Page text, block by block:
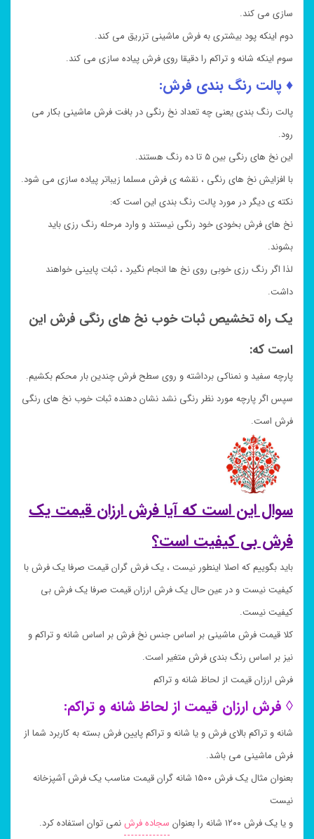
سازی می کند.
دوم اینکه پود بیشتری به فرش ماشینی تزریق می کند.
سوم اینکه شانه و تراکم را دقیقا روی فرش پیاده سازی می کند.
♦ پالت رنگ بندی فرش:
پالت رنگ بندی یعنی چه تعداد نخ رنگی در بافت فرش ماشینی بکار می
رود.
این نخ های رنگی بین ۵ تا ده رنگ هستند.
با افزایش نخ های رنگی ، نقشه ی فرش مسلما زیباتر پیاده سازی می شود.
نکته ی دیگر در مورد پالت رنگ بندی این است که:
نخ های فرش بخودی خود رنگی نیستند و وارد مرحله رنگ رزی باید
بشوند.
لذا اگر رنگ رزی خوبی روی نخ ها انجام نگیرد ، ثبات پایینی خواهند
داشت.
یک راه تخشیص ثبات خوب نخ های رنگی فرش این
است که:
پارچه سفید و نمناکی برداشته و روی سطح فرش چندین بار محکم بکشیم.
سپس اگر پارچه مورد نظر رنگی نشد نشان دهنده ثبات خوب نخ های رنگی
فرش است.
سوال این است که آیا فرش ارزان قیمت یک
فرش بی کیفیت است؟
باید بگوییم که اصلا اینطور نیست ، یک فرش گران قیمت صرفا یک فرش با
کیفیت نیست و در عین حال یک فرش ارزان قیمت صرفا یک فرش بی
کیفیت نیست.
کلا قیمت فرش ماشینی بر اساس جنس نخ فرش بر اساس شانه و تراکم و
نیز بر اساس رنگ بندی فرش متغیر است.
فرش ارزان قیمت از لحاظ شانه و تراکم
◊ فرش ارزان قیمت از لحاظ شانه و تراکم:
شانه و تراکم بالای فرش و یا شانه و تراکم پایین فرش بسته به کاربرد شما از
فرش ماشینی می باشد.
بعنوان مثال یک فرش ۱۵۰۰ شانه گران قیمت مناسب یک فرش آشپزخانه
نیست
و یا یک فرش ۱۲۰۰ شانه را بعنوان
سجاده فرشنمی توان استفاده کرد.